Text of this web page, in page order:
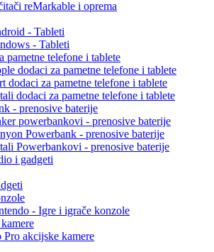
reMarkable i oprema
- Tableti
- Tableti
pametne telefone i tablete
dodaci za pametne telefone i tablete
dodaci za pametne telefone i tablete
dodaci za pametne telefone i tablete
- prenosive baterije
powerbankovi - prenosive baterije
Powerbank - prenosive baterije
Powerbankovi - prenosive baterije
i gadgeti
- Igre i igrače konzole
Pro akcijske kamere